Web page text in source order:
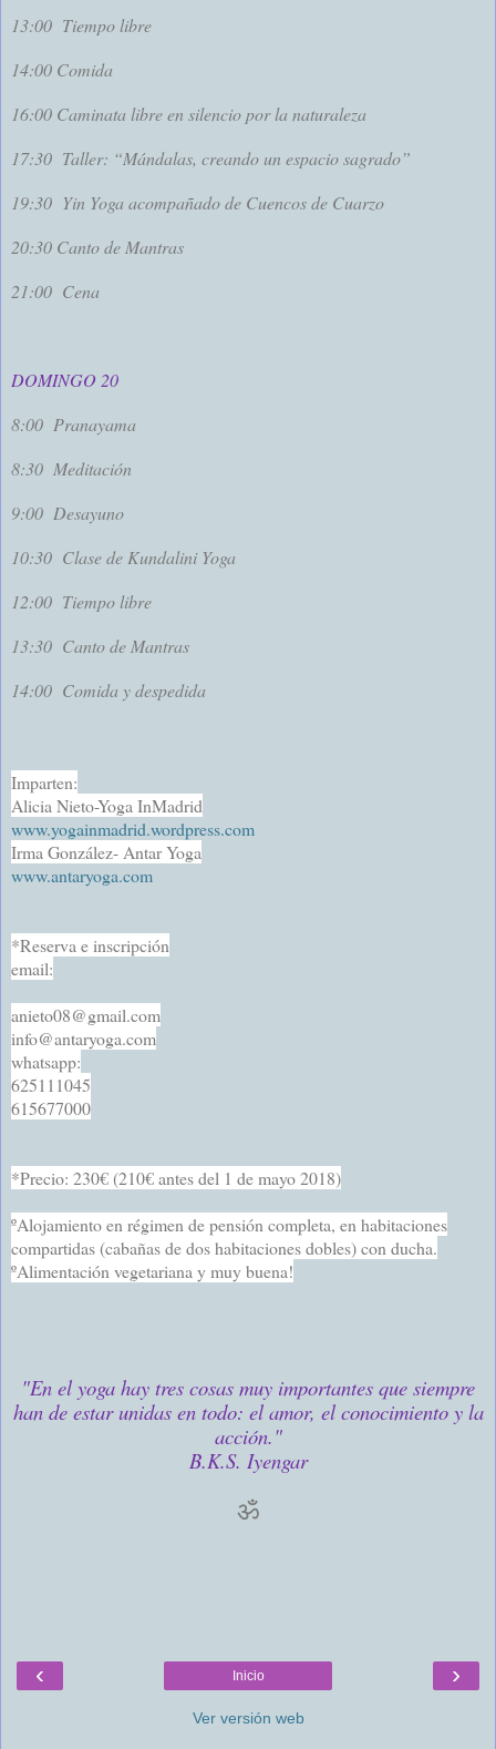
13:00 Tiempo libre
14:00 Comida
16:00 Caminata libre en silencio por la naturaleza
17:30 Taller: “Mándalas, creando un espacio sagrado”
19:30 Yin Yoga acompañado de Cuencos de Cuarzo
20:30 Canto de Mantras
21:00 Cena
DOMINGO 20
8:00 Pranayama
8:30 Meditación
9:00 Desayuno
10:30 Clase de Kundalini Yoga
12:00 Tiempo libre
13:30 Canto de Mantras
14:00 Comida y despedida
Imparten:
Alicia Nieto-Yoga InMadrid
www.yogainmadrid.wordpress.com
Irma González- Antar Yoga
www.antaryoga.com
*Reserva e inscripción
email:
anieto08@gmail.com
info@antaryoga.com
whatsapp:
625111045
615677000
*Precio: 230€ (210€ antes del 1 de mayo 2018)
ºAlojamiento en régimen de pensión completa, en habitaciones
compartidas (cabañas de dos habitaciones dobles) con ducha.
ºAlimentación vegetariana y muy buena!
"En el yoga hay tres cosas muy importantes que siempre
han de estar unidas en todo: el amor, el conocimiento y la
acción."
B.K.S. Iyengar
ॐ
‹ ›
Inicio
Ver versión web